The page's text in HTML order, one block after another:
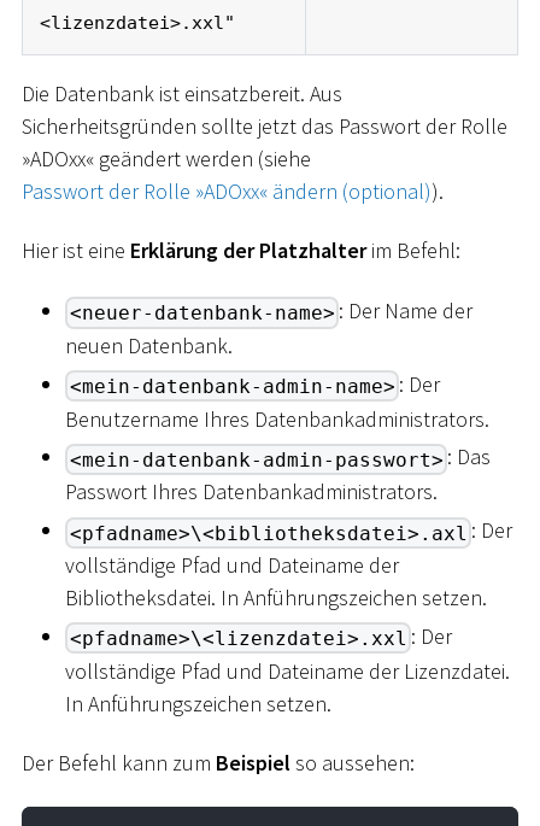
<lizenzdatei>.xxl"
Die Datenbank ist einsatzbereit. Aus
Sicherheitsgründen sollte jetzt das Passwort der Rolle
»ADOxx« geändert werden (siehe
Passwort der Rolle »ADOxx« ändern (optional)).
Hier ist eine Erklärung der Platzhalterim Befehl:
<neuer-datenbank-name> : Der Name der
neuen Datenbank.
<mein-datenbank-admin-name> : Der
Benutzername Ihres Datenbankadministrators.
<mein-datenbank-admin-passwort> : Das
Passwort Ihres Datenbankadministrators.
<pfadname>\<bibliotheksdatei>.axl : Der
vollständige Pfad und Dateiname der
Bibliotheksdatei. In Anführungszeichen setzen.
<pfadname>\<lizenzdatei>.xxl : Der
vollständige Pfad und Dateiname der Lizenzdatei.
In Anführungszeichen setzen.
Der Befehl kann zum Beispiel so aussehen: